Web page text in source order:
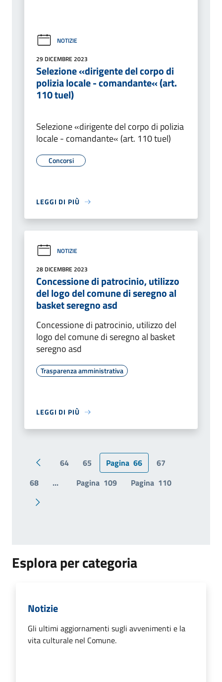
NOTIZIE
29 DICEMBRE 2023
Selezione «dirigente del corpo di
polizia locale - comandante« (art.
110 tuel)
Selezione «dirigente del corpo di polizia
locale - comandante« (art. 110 tuel)
Concorsi
LEGGI DI PIÙ
NOTIZIE
28 DICEMBRE 2023
Concessione di patrocinio, utilizzo
del logo del comune di seregno al
basket seregno asd
Concessione di patrocinio, utilizzo del
logo del comune di seregno al basket
seregno asd
Trasparenza amministrativa
LEGGI DI PIÙ
Pagina precedente
64 65 Pagina 66
67
68
... Pagina 109 Pagina 110
Pagina successiva
Esplora per categoria
Notizie
Gli ultimi aggiornamenti sugli avvenimenti e la
vita culturale nel Comune.